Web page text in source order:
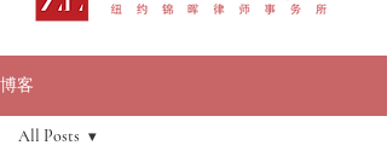
​博客
All Posts